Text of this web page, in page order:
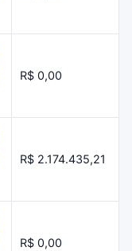
R$ 0,00
R$ 2.174.435,21
R$ 0,00